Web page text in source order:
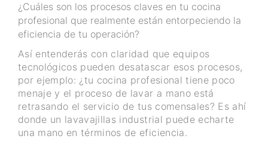
¿Cuáles son los procesos claves en tu cocina
profesional que realmente están entorpeciendo la
eficiencia de tu operación?
Así entenderás con claridad que equipos
tecnológicos pueden desatascar esos procesos,
por ejemplo: ¿tu cocina profesional tiene poco
menaje y el proceso de lavar a mano está
retrasando el servicio de tus comensales? Es ahí
donde un lavavajillas industrial puede echarte
una mano en términos de eficiencia.